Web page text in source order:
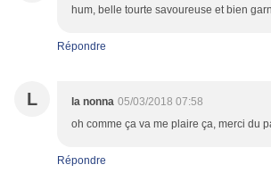
hum, belle tourte savoureuse et bien
Répondre
L la nonna 05/03/2018 07:58
oh comme ça va me plaire ça, merci du
Répondre